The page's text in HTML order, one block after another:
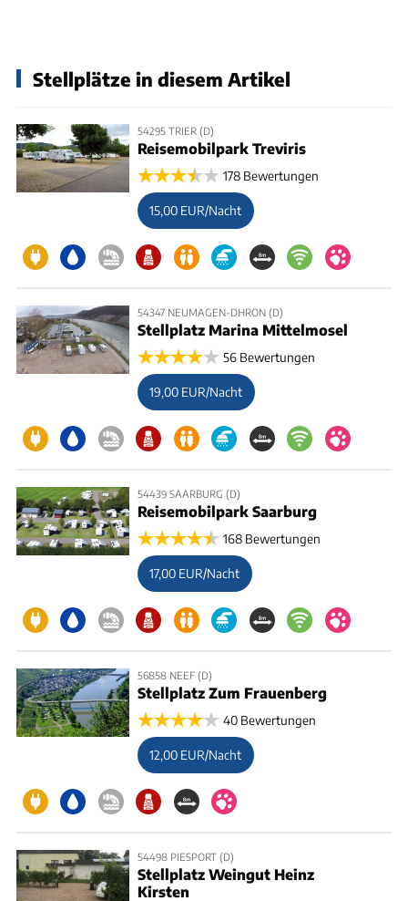
Stellplätze in diesem Artikel
54295 TRIER (D)
Reisemobilpark Treviris
178 Bewertungen
15,00 EUR/Nacht
54347 NEUMAGEN-DHRON (D)
Stellplatz Marina Mittelmosel
56 Bewertungen
19,00 EUR/Nacht
54439 SAARBURG (D)
Reisemobilpark Saarburg
168 Bewertungen
17,00 EUR/Nacht
56858 NEEF (D)
Stellplatz Zum Frauenberg
40 Bewertungen
12,00 EUR/Nacht
54498 PIESPORT (D)
Stellplatz Weingut Heinz
Kirsten